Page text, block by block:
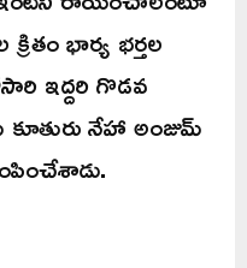
భార్య భర్తల
ఇద్దరి గొడవ
నేహా అంజుమ్